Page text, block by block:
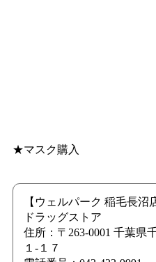
★マスク購入
【ウェルパーク 稲毛長
ドラッグストア
住所：〒263-0001 千葉県
１-１７